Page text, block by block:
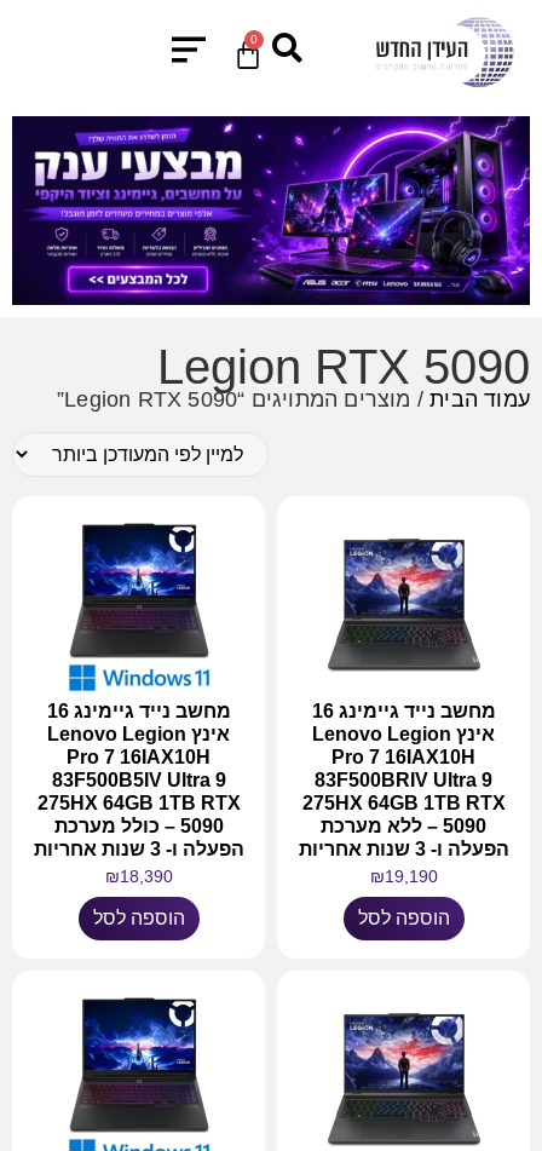
0
Legion RTX 5090
עמוד הבית/ מוצרים המתויגים “Legion RTX 5090”
מחשב נייד גיימינג 16
אינץ Lenovo Legion
Pro 7 16IAX10H
83F500BRIV Ultra 9
275HX 64GB 1TB RTX
5090 – ללא מערכת
הפעלה ו- 3 שנות אחריות
₪19,190
הוספה לסל
מחשב נייד גיימינג 16
אינץ Lenovo Legion
Pro 7 16IAX10H
83F500B5IV Ultra 9
275HX 64GB 1TB RTX
5090 – כולל מערכת
הפעלה ו- 3 שנות אחריות
₪18,390
הוספה לסל